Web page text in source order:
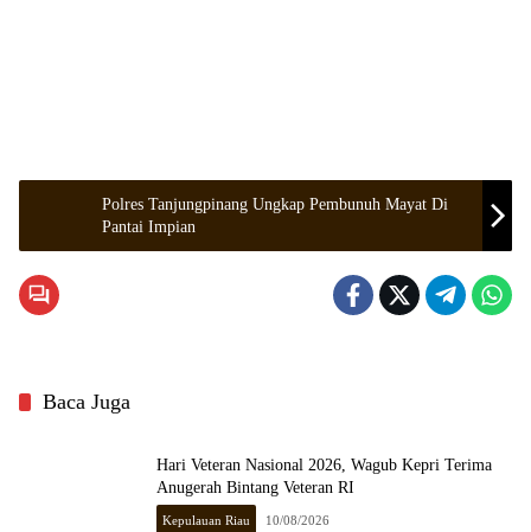
Polres Tanjungpinang Ungkap Pembunuh Mayat Di
Pantai Impian
Baca Juga
Hari Veteran Nasional 2026, Wagub Kepri Terima
Anugerah Bintang Veteran RI
Kepulauan Riau 10/08/2026